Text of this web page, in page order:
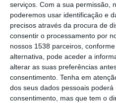
serviços. Com a sua permissão,
poderemos usar identificação e
precisos através da procura de
consentir o processamento por
nossos 1538 parceiros,
alternativa, pode aceder a
alterar as suas preferências
consentimento. Tenha em
dos seus dados pessoais poderá
consentimento, mas que tem o
A Associação Labirinto
no próximo sábado, 26
atividade que tem
angariar fundos para
cevada para a sua
junto da fauna e flora
Salvaterra de Magos.